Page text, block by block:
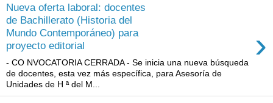
Nueva oferta laboral: docentes
de Bachillerato (Historia del
Mundo Contemporáneo) para
proyecto editorial
›
- CO NVOCATORIA CERRADA - Se inicia una nueva búsqueda
de docentes, esta vez más específica, para Asesoría de
Unidades de H ª del M...